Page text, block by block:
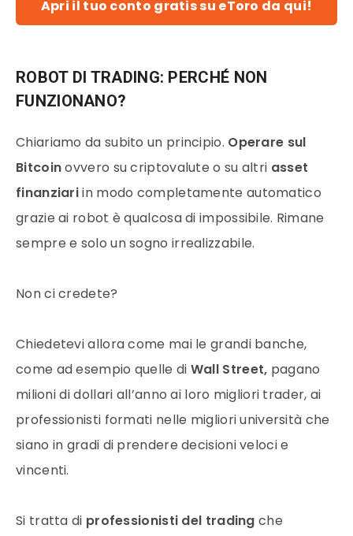
Apri il tuo conto gratis su eToro da qui!
ROBOT DI TRADING: PERCHÉ NON
FUNZIONANO?
Chiariamo da subito un principio. Operare sul
Bitcoinovvero su criptovalute o su altri asset
finanziariin modo completamente automatico
grazie ai robot è qualcosa di impossibile. Rimane
sempre e solo un sogno irrealizzabile.
Non ci credete?
Chiedetevi allora come mai le grandi banche,
come ad esempio quelle di Wall Street, pagano
milioni di dollari all’anno ai loro migliori trader, ai
professionisti formati nelle migliori università che
siano in gradi di prendere decisioni veloci e
vincenti.
Si tratta di professionisti del trading che